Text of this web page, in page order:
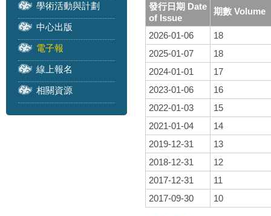
學術活動與計劃
中心出版
電子報
線上報名
相關資源
發行日期 Date
of Issue
期數 Volume
2026-01-06
18
2025-01-07
18
2024-01-01
17
2023-01-06
16
2022-01-03
15
2021-01-04
14
2019-12-31
13
2018-12-31
12
2017-12-31
11
2017-09-30
10